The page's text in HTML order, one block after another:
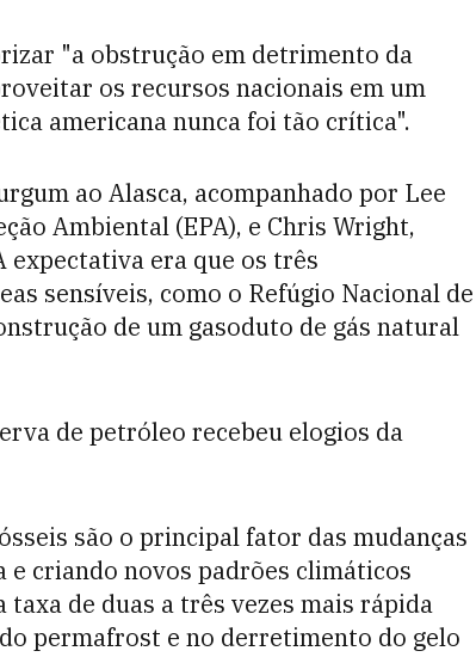
"a obstrução em detrimento da
os recursos nacionais em um
americana nunca foi tão crítica".
ao Alasca, acompanhado por Lee
Ambiental (EPA), e Chris Wright,
expectativa era que os três
sensíveis, como o Refúgio Nacional de
de um gasoduto de gás natural
de petróleo recebeu elogios da
são o principal fator das mudanças
e criando novos padrões climáticos
taxa de duas a três vezes mais rápida
permafrost e no derretimento do gelo